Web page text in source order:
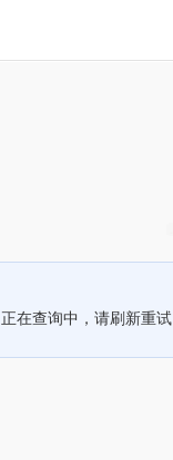
正在查询中，请刷新重试